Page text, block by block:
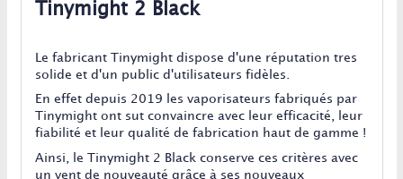
Tinymight 2 Black
Le fabricant Tinymight dispose d'une réputation tres
solide et d'un public d'utilisateurs fidèles.
En effet depuis 2019 les vaporisateurs fabriqués par
Tinymight ont sut convaincre avec leur efficacité, leur
fiabilité et leur qualité de fabrication haut de gamme !
Ainsi, le Tinymight 2 Black conserve ces critères avec
un vent de nouveauté grâce à ses nouveaux